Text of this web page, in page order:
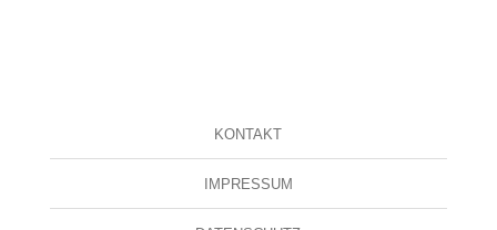
KONTAKT
IMPRESSUM